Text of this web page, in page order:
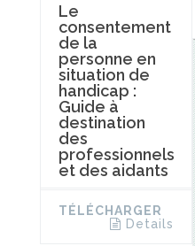
Le
consentement
de la
personne en
situation de
handicap :
Guide à
destination
des
professionnels
et des aidants
TÉLÉCHARGER
Details